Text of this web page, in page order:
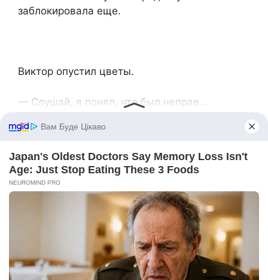
заблокировала еще.
Виктор опустил цветы.
— Слушай, я понял, что был неправ…
— Правда? — Нина отложила ручку. — И в
— Ну… — Виктор замялся. — Я должен был
посоветоваться с тобой насчет денег для
— И все? — Нина приподняла бровь.
— А чего ты хочешь? — Виктор начал